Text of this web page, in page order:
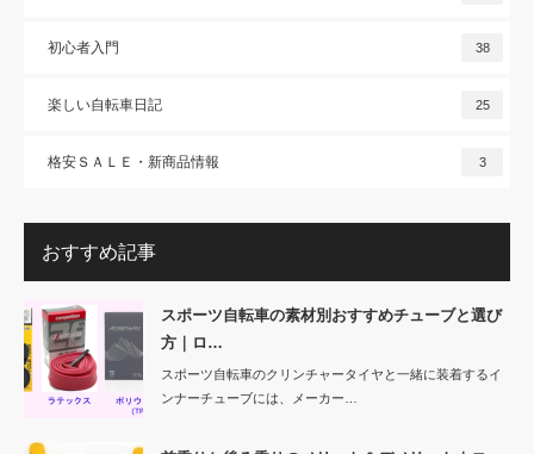
初心者入門 38
楽しい自転車日記 25
格安ＳＡＬＥ・新商品情報 3
おすすめ記事
スポーツ自転車の素材別おすすめチューブと選び
方｜ロ…
スポーツ自転車のクリンチャータイヤと一緒に装着するイ
ンナーチューブには、メーカー…